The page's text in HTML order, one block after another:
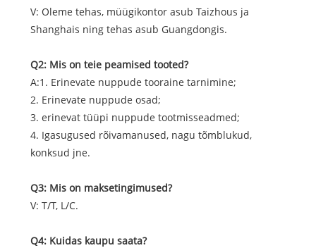
V: Oleme tehas, müügikontor asub Taizhous ja
Shanghais ning tehas asub Guangdongis.
Q2: Mis on teie peamised tooted?
A:1. Erinevate nuppude tooraine tarnimine;
2. Erinevate nuppude osad;
3. erinevat tüüpi nuppude tootmisseadmed;
4. Igasugused rõivamanused, nagu tõmblukud,
konksud jne.
Q3: Mis on maksetingimused?
V: T/T, L/C.
Q4: Kuidas kaupu saata?